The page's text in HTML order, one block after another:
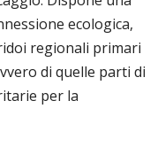
ecologica,
regionali primari
di quelle parti di
per la